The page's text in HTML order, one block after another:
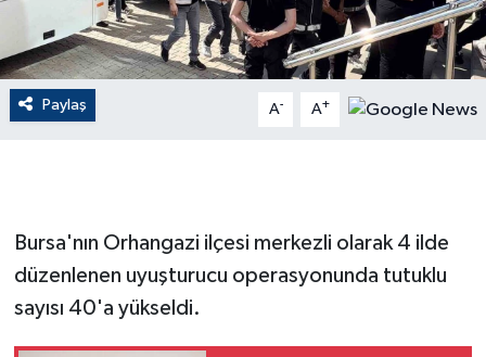
Paylaş A- A+
Bursa'nın Orhangazi ilçesi merkezli olarak 4 ilde
düzenlenen uyuşturucu operasyonunda tutuklu
sayısı 40'a yükseldi.
English News
Finans
GENEL
GÜNDEM